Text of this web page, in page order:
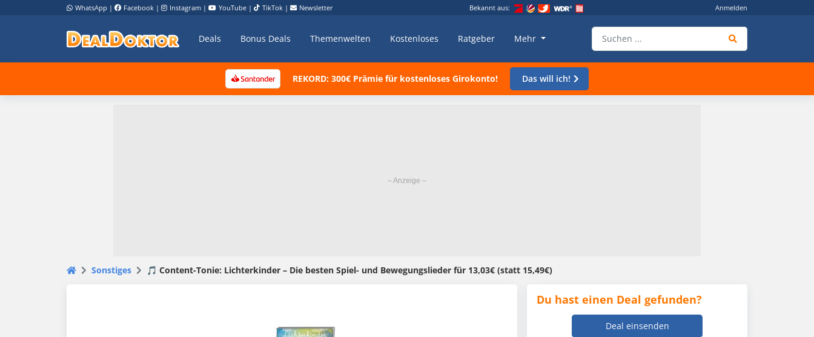
WhatsApp | Facebook | Instagram | YouTube | TikTok | Newsletter Bekannt aus: Anmelden
Deals Bonus Deals Themenwelten Kostenloses Ratgeber Mehr
REKORD: 300€ Prämie für kostenloses Girokonto! Das will ich!
Sonstiges 🎵 Content-Tonie: Lichterkinder – Die besten Spiel- und Bewegungslieder für 13,03€ (statt 15,49€)
Du hast einen Deal gefunden?
Deal einsenden